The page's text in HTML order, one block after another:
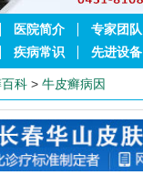
医院简介 专家团队
疾病常识 先进设备
科 > 牛皮癣病因